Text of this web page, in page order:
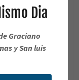
en
Soledad de
Dia
Graciano
y San luis